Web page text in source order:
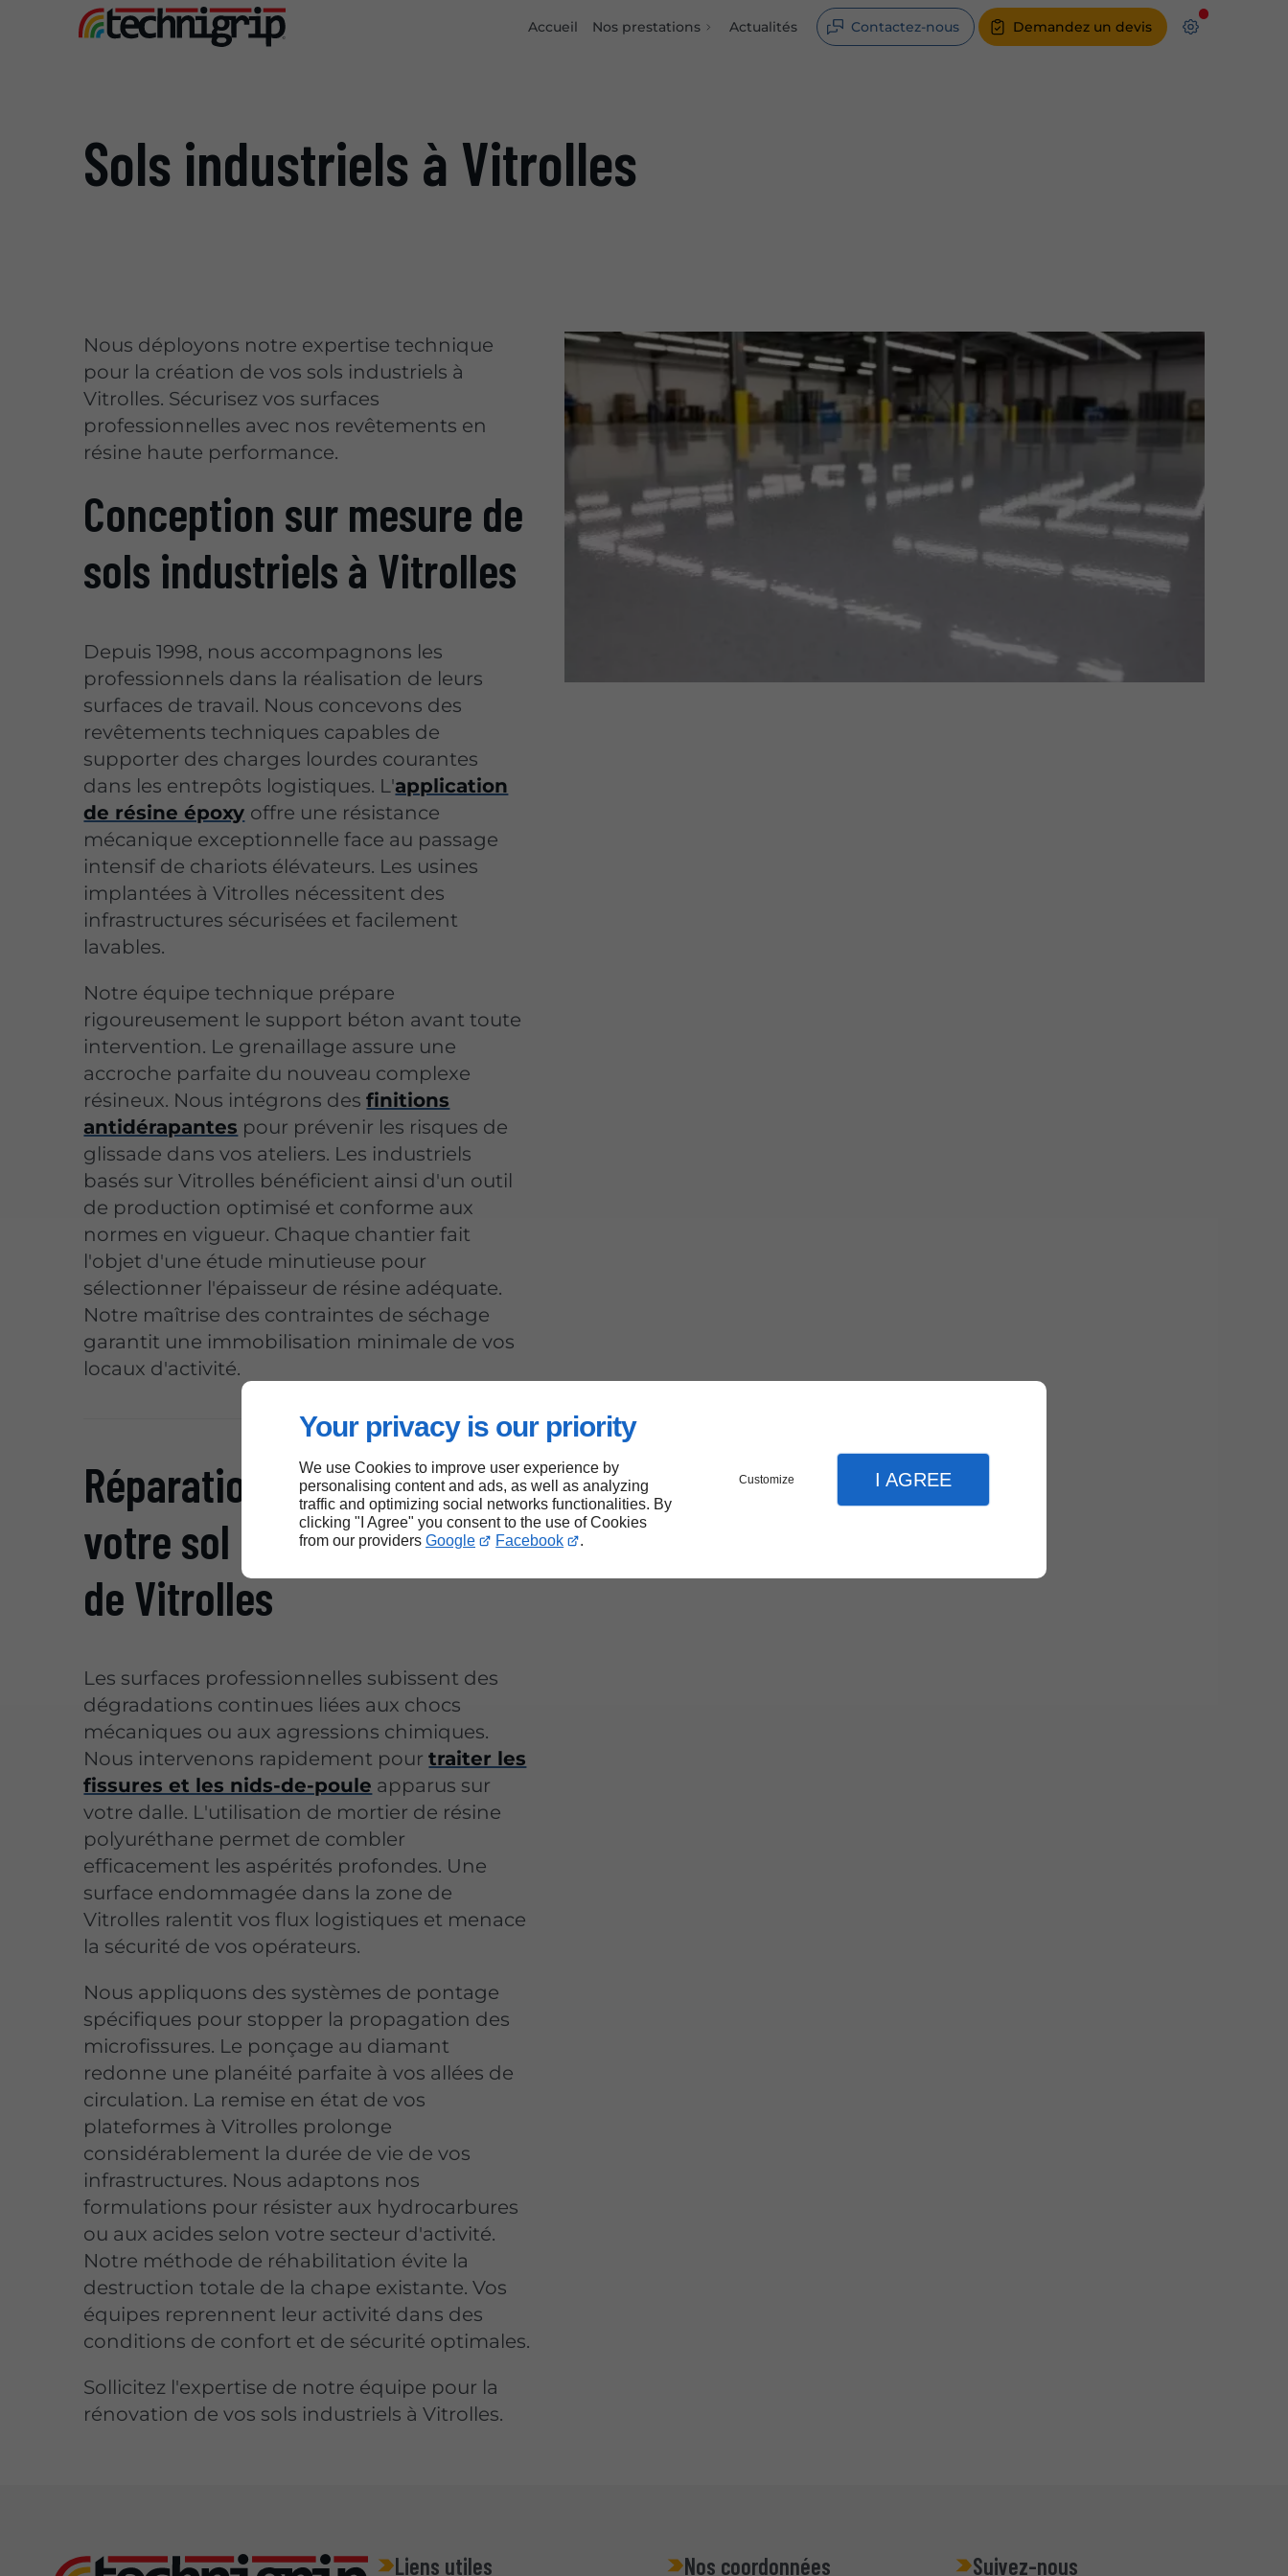
Your privacy is our priority
We use Cookies to improve user experience by
personalising content and ads, as well as analyzing
traffic and optimizing social networks functionalities. By
clicking "I Agree" you consent to the use of Cookies
from our providers Google Facebook .
Customize I AGREE
Accueil Nos prestations Actualités Contactez-nous Demandez un devis
Sols industriels à Vitrolles
Nous déployons notre expertise technique
pour la création de vos sols industriels à
Vitrolles. Sécurisez vos surfaces
professionnelles avec nos revêtements en
résine haute performance.
Conception sur mesure de
sols industriels à Vitrolles
Depuis 1998, nous accompagnons les
professionnels dans la réalisation de leurs
surfaces de travail. Nous concevons des
revêtements techniques capables de
supporter des charges lourdes courantes
dans les entrepôts logistiques. L'application
de résine époxy offre une résistance
mécanique exceptionnelle face au passage
intensif de chariots élévateurs. Les usines
implantées à Vitrolles nécessitent des
infrastructures sécurisées et facilement
lavables.
Notre équipe technique prépare
rigoureusement le support béton avant toute
intervention. Le grenaillage assure une
accroche parfaite du nouveau complexe
résineux. Nous intégrons desfinitions
antidérapantes pour prévenir les risques de
glissade dans vos ateliers. Les industriels
basés sur Vitrolles bénéficient ainsi d'un outil
de production optimisé et conforme aux
normes en vigueur. Chaque chantier fait
l'objet d'une étude minutieuse pour
sélectionner l'épaisseur de résine adéquate.
Notre maîtrise des contraintes de séchage
garantit une immobilisation minimale de vos
locaux d'activité.
Réparation experte pour
votre sol industriel près
de Vitrolles
Les surfaces professionnelles subissent des
dégradations continues liées aux chocs
mécaniques ou aux agressions chimiques.
Nous intervenons rapidement pourtraiter les
fissures et les nids-de-poule apparus sur
votre dalle. L'utilisation de mortier de résine
polyuréthane permet de combler
efficacement les aspérités profondes. Une
surface endommagée dans la zone de
Vitrolles ralentit vos flux logistiques et menace
la sécurité de vos opérateurs.
Nous appliquons des systèmes de pontage
spécifiques pour stopper la propagation des
microfissures. Le ponçage au diamant
redonne une planéité parfaite à vos allées de
circulation. La remise en état de vos
plateformes à Vitrolles prolonge
considérablement la durée de vie de vos
infrastructures. Nous adaptons nos
formulations pour résister aux hydrocarbures
ou aux acides selon votre secteur d'activité.
Notre méthode de réhabilitation évite la
destruction totale de la chape existante. Vos
équipes reprennent leur activité dans des
conditions de confort et de sécurité optimales.
Sollicitez l'expertise de notre équipe pour la
rénovation de vos sols industriels à Vitrolles.
Liens utiles Nos coordonnées Suivez-nous